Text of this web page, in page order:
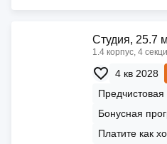
Cтудия, 25.7
1.4 корпус, 4
4 кв 2028
Предчистовая
Бонусная
Платите как